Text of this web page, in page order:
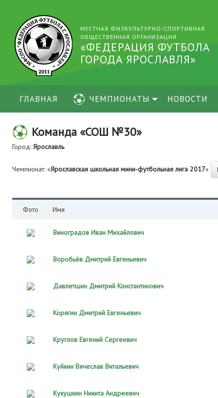
МЕСТНАЯ ФИЗКУЛЬТУРНО-СПОРТИВНАЯ
ОБЩЕСТВЕННАЯ ОРГАНИЗАЦИЯ
«ФЕДЕРАЦИЯ ФУТБОЛА
ГОРОДА ЯРОСЛАВЛЯ»
ГЛАВНАЯ ЧЕМПИОНАТЫ НОВОСТИ
Команда «СОШ №30»
Город: Ярославль
Чемпионат: «Ярославская школьная мини-футбольная лига 2017»
Фото Имя
Виноградов Иван Михайлович
Воробьёв Дмитрий Евгеньевич
Давлетшин Дмитрий Константинович
Корягин Дмитрий Евгеньевич
Круглов Евгений Сергеевич
Куйкин Вячеслав Витальевич
Кукушкин Никита Андреевич